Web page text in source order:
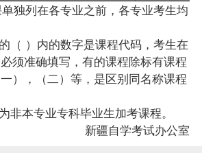
列在各专业之前，各专业考生均
）内的数字是课程代码，考生在
须准确填写，有的课程除标有课程
），（二）等，是区别同名称课程
本专业专科毕业生加考课程。
新疆自学考试办公室